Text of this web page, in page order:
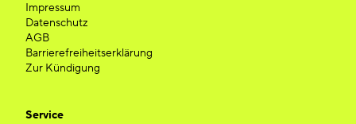
Impressum
Datenschutz
AGB
Barrierefreiheitserklärung
Zur Kündigung
Service